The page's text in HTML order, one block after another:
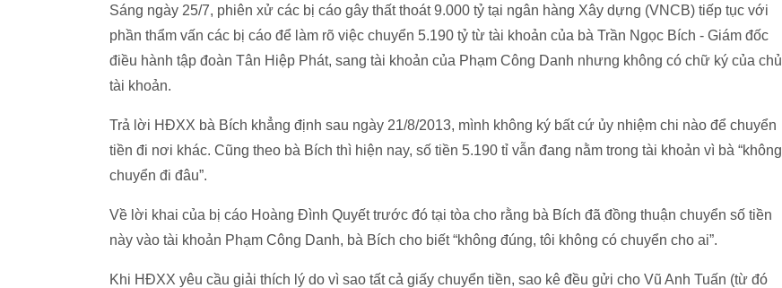
Sáng ngày 25/7, phiên xử các bị cáo gây thất thoát 9.000 tỷ tại ngân hàng Xây dựng (VNCB) tiếp tục với
phần thẩm vấn các bị cáo để làm rõ việc chuyển 5.190 tỷ từ tài khoản của bà Trần Ngọc Bích - Giám đốc
điều hành tập đoàn Tân Hiệp Phát, sang tài khoản của Phạm Công Danh nhưng không có chữ ký của chủ
tài khoản.
Trả lời HĐXX bà Bích khẳng định sau ngày 21/8/2013, mình không ký bất cứ ủy nhiệm chi nào để chuyển
tiền đi nơi khác. Cũng theo bà Bích thì hiện nay, số tiền 5.190 tỉ vẫn đang nằm trong tài khoản vì bà “không
chuyển đi đâu”.
Về lời khai của bị cáo Hoàng Đình Quyết trước đó tại tòa cho rằng bà Bích đã đồng thuận chuyển số tiền
này vào tài khoản Phạm Công Danh, bà Bích cho biết “không đúng, tôi không có chuyển cho ai”.
Khi HĐXX yêu cầu giải thích lý do vì sao tất cả giấy chuyển tiền, sao kê đều gửi cho Vũ Anh Tuấn (từ đó